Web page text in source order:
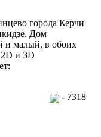
города Керчи
Дом
и малый, в обоих
и 3D
- 7318